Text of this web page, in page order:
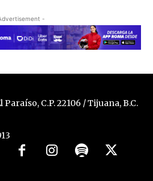
-
Paraíso, C.P. 22106 / Tijuana, B.C.